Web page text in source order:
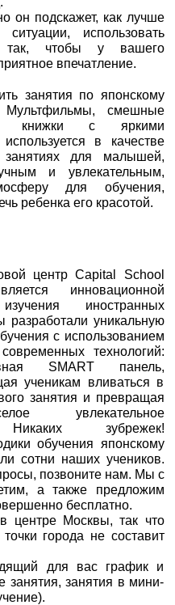
он подскажет, как лучше
использовать
так, чтобы у вашего
впечатление.
занятия по японскому
смешные
книжки с яркими
в качестве
занятиях для малышей,
и увлекательным,
для обучения,
ребенка его красотой.
центр Capital School
инновационной
иностранных
разработали уникальную
с использованием
технологий:
SMART панель,
ученикам вливаться в
занятия и превращая
увлекательное
Никаких зубрежек!
обучения японскому
сотни наших учеников.
позвоните нам. Мы с
а также предложим
бесплатно.
центре Москвы, так что
города не составит
для вас график и
занятия, занятия в мини-